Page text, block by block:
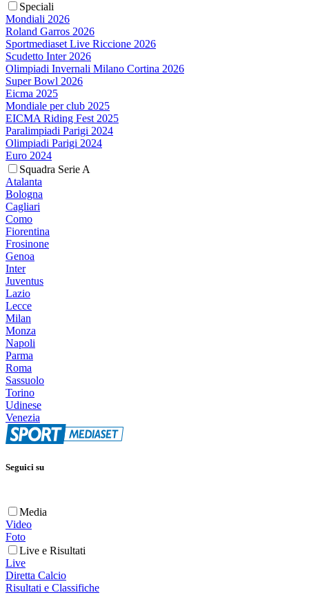
Speciali
Mondiali 2026
Roland Garros 2026
Sportmediaset Live Riccione 2026
Scudetto Inter 2026
Olimpiadi Invernali Milano Cortina 2026
Super Bowl 2026
Eicma 2025
Mondiale per club 2025
EICMA Riding Fest 2025
Paralimpiadi Parigi 2024
Olimpiadi Parigi 2024
Euro 2024
Squadra Serie A
Atalanta
Bologna
Cagliari
Como
Fiorentina
Frosinone
Genoa
Inter
Juventus
Lazio
Lecce
Milan
Monza
Napoli
Parma
Roma
Sassuolo
Torino
Udinese
Venezia
Seguici su
Media
Video
Foto
Live e Risultati
Live
Diretta Calcio
Risultati e Classifiche